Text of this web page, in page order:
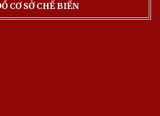
CƠ SỞ CHẾ BIẾN